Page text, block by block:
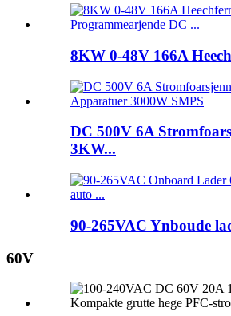
8KW 0-48V 166A
DC 500V 6A
3KW...
90-265VAC Ynboude
60V